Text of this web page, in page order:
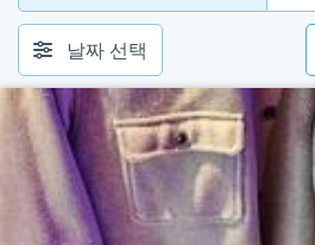
날짜 선택